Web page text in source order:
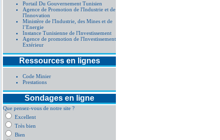
Portail Du Gouvernement Tunisien
Agence de Promotion de l'Industrie et de
l'Innovation
Ministère de l'Industrie, des Mines et de
l’Energie
Instance Tunisienne de l'Investissement
Agence de promotion de l'Investissement
Extérieur
Ressources en lignes
Code Minier
Prestations
Sondages en ligne
Que pensez-vous de notre site ?
Excellent
Très bien
Bien